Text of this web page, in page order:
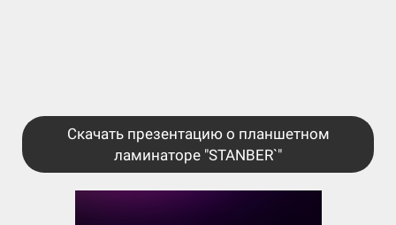
Скачать презентацию о планшетном
ламинаторе "STANBER`"